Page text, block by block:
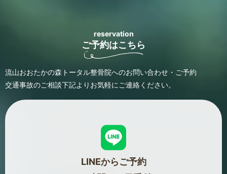
reservation
ご予約はこちら
流山おおたかの森トータル整骨院へのお問い合わせ・ご予約
交通事故のご相談下記よりお気軽にご連絡ください。
LINEからご予約